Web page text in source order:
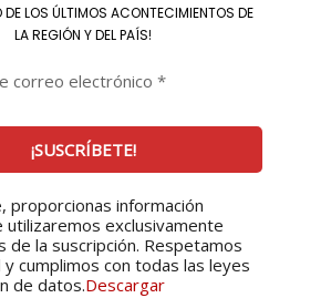
LOS ÚLTIMOS ACONTECIMIENTOS DE
LA REGIÓN Y DEL PAÍS!
proporcionas información
utilizaremos exclusivamente
de la suscripción. Respetamos
cumplimos con todas las leyes
de datos.Descargar